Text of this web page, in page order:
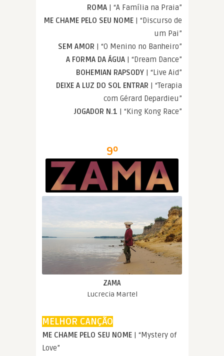
ROMA | “A Família na Praia”
ME CHAME PELO SEU NOME | “Discurso de
um Pai”
SEM AMOR | “O Menino no Banheiro”
A FORMA DA ÁGUA | “Dream Dance”
BOHEMIAN RAPSODY | “Live Aid”
DEIXE A LUZ DO SOL ENTRAR | “Terapia
com Gérard Depardieu”
JOGADOR N.1 | “King Kong Race”
9º
ZAMA
Lucrecia Martel
MELHOR CANÇÃO
ME CHAME PELO SEU NOME | “Mystery of
Love”